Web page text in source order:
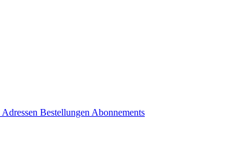
Adressen Bestellungen Abonnements